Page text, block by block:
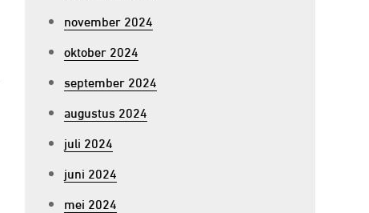
november 2024
oktober 2024
september 2024
augustus 2024
juli 2024
juni 2024
mei 2024